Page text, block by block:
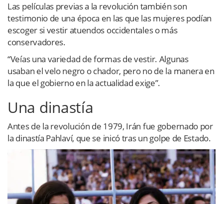
Las películas previas a la revolución también son
testimonio de una época en las que las mujeres podían
escoger si vestir atuendos occidentales o más
conservadores.
“Veías una variedad de formas de vestir. Algunas
usaban el velo negro o chador, pero no de la manera en
la que el gobierno en la actualidad exige”.
Una dinastía
Antes de la revolución de 1979, Irán fue gobernado por
la dinastía Pahlaví, que se inicó tras un golpe de Estado.